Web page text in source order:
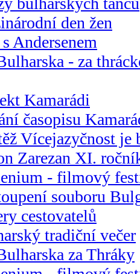
den žen
Andersenem
- za
Kamarádi
časopisu
Vícejazyčnost je
Zarezan XI.
- filmový
souboru
cestovatelů
tradiční večer
za Thráky